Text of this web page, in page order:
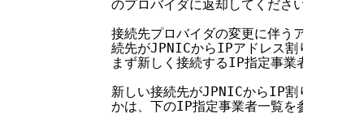
        のプロバイダに返却してください。
接続先プロバイダの変更に伴うアドレス返
続先がJPNICからIPアドレス割り当て業務
まず新しく接続するIP指定事業者にご相談
新しい接続先がJPNICからIP割り当て管理
かは、下のIP指定事業者一覧を参照してく